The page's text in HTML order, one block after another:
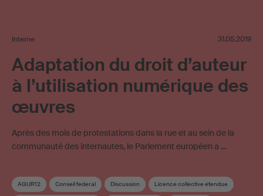
Interne 31.05.2019
Adaptation du droit d’auteur
à l’utilisation numérique des
œuvres
Après des mois de protestations dans la rue et au sein de la
communauté des internautes, le Parlement européen a …
AGUR12 Conseil federal Discussion Licence collective étendue